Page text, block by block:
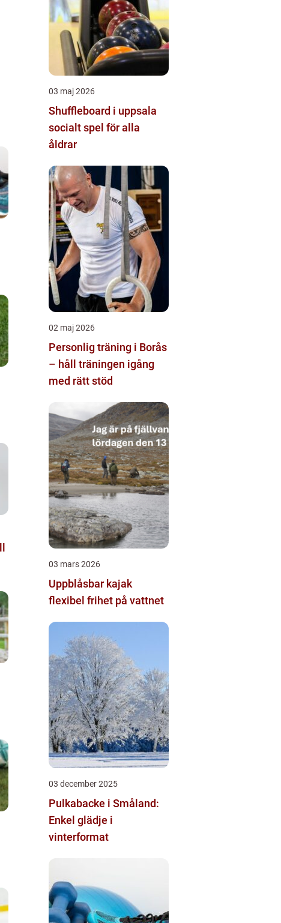
03 maj 2026
Shuffleboard i uppsala
socialt spel för alla
åldrar
02 maj 2026
Personlig träning i Borås
– håll träningen igång
med rätt stöd
03 mars 2026
Uppblåsbar kajak
flexibel frihet på vattnet
03 december 2025
Pulkabacke i Småland:
Enkel glädje i
vinterformat